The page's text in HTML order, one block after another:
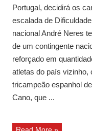
Portugal, decidirá os
escalada de
nacional André Neres
de um contingente
reforçado em
atletas do país vizinho,
tricampeão espanhol
Cano, que ...